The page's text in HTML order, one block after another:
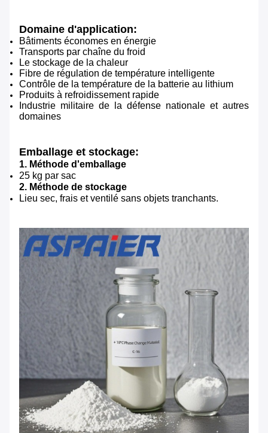
Domaine d'application:
Bâtiments économes en énergie
Transports par chaîne du froid
Le stockage de la chaleur
Fibre de régulation de température intelligente
Contrôle de la température de la batterie au lithium
Produits à refroidissement rapide
Industrie militaire de la défense nationale et autres
domaines
Emballage et stockage:
1. Méthode d'emballage
25 kg par sac
2. Méthode de stockage
Lieu sec, frais et ventilé sans objets tranchants.